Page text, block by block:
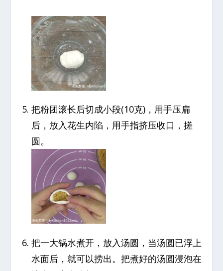
把粉团滚长后切成小段(10克)，用手压扁
后，放入花生内陷，用手指挤压收口，搓
圆。
把一大锅水煮开，放入汤圆，当汤圆已浮上
水面后，就可以捞出。把煮好的汤圆浸泡在